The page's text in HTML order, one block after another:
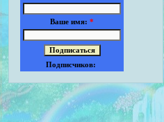
Ваше имя: *
Подписчиков: